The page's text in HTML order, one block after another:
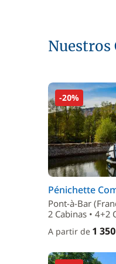
Nuestros
-20%
Pénichette
Pont-à-Bar
2 Cabinas • 4+2
A partir de 1